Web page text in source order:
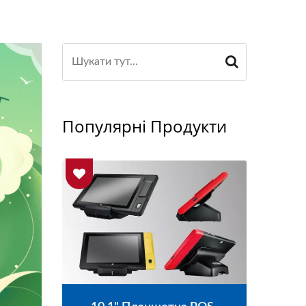
Популярні Продукти